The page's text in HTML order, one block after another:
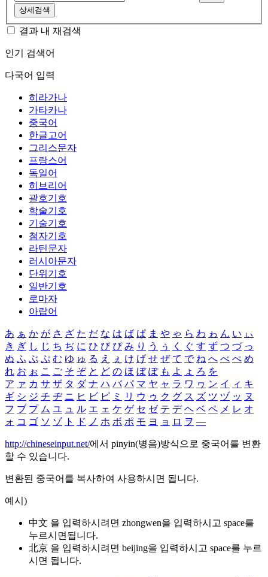
상세검색
결과 내 재검색
인기 검색어
다국어 입력
히라가나
가타카나
중국어
한글고어
그리스문자
프랑스어
독일어
히브리어
괄호기호
학술기호
기술기호
첨자기호
라틴문자
러시아문자
단위기호
일반기호
로마자
아랍어
あ ぁ か が さ ざ た だ な は ば ぱ ま や ゃ ら わ ゎ ん い ぃ
き ぎ し じ ち ぢ に ひ び ぴ み り う ぅ く ぐ す ず つ づ っ
ぬ ふ ぶ ぷ む ゆ ゅ る え ぇ け げ せ ぜ て で ね へ べ ぺ め
れ お ぉ こ ご そ ぞ と ど の ほ ぼ ぽ も よ ょ ろ を
ア ァ カ サ ザ タ ダ ナ ハ バ パ マ ヤ ャ ラ ワ ヮ ン イ ィ キ
ギ シ ジ チ ヂ ニ ヒ ビ ピ ミ リ ウ ゥ ク グ ス ズ ツ ヅ ッ ヌ
フ ブ プ ム ユ ュ ル エ ェ ケ ゲ セ ゼ テ デ ヘ ベ ペ メ レ オ
ォ コ ゴ ソ ゾ ト ド ノ ホ ボ ポ モ ヨ ョ ロ ヲ ―
http://chineseinput.net/에서 pinyin(병음)방식으로 중국어를 변환
할 수 있습니다.
변환된 중국어를 복사하여 사용하시면 됩니다.
예시)
中文 을 입력하시려면 zhongwen을 입력하시고 space를
누르시면됩니다.
北京 을 입력하시려면 beijing을 입력하시고 space를 누르
시면 됩니다.